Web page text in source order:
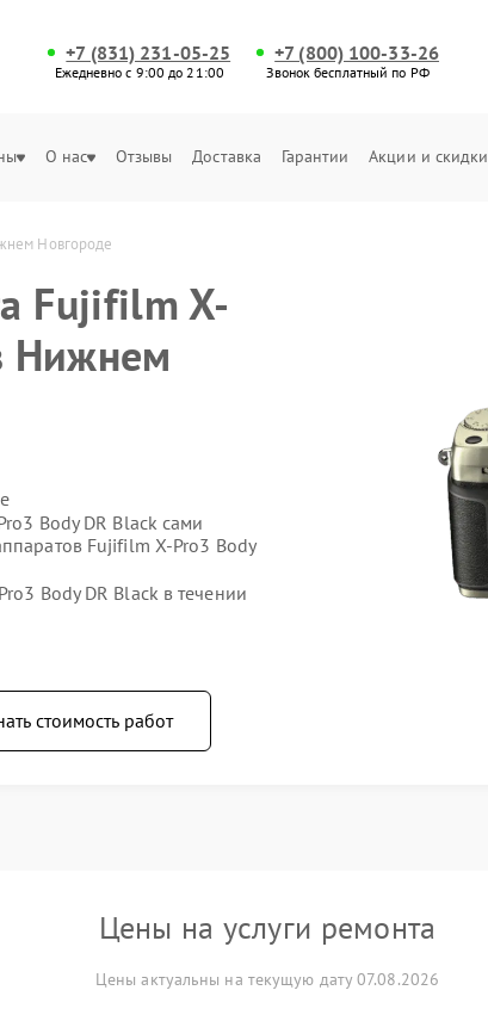
+7 (831) 231-05-25
Ежедневно с 9:00 до 21:00
+7 (800) 100-33-26
Звонок бесплатный по РФ
О нас Отзывы Доставка Гарантии Акции и скидки
Новгороде
Fujifilm X-
Нижнем
Body DR Black сами
Fujifilm X-Pro3 Body
Body DR Black в течении
стоимость работ
Цены на услуги ремонта
Цены актуальны на текущую дату 07.08.2026